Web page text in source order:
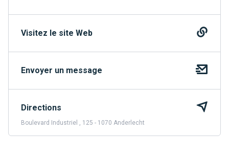
Visitez le site Web
Envoyer un message
Directions
Boulevard Industriel , 125 - 1070 Anderlecht